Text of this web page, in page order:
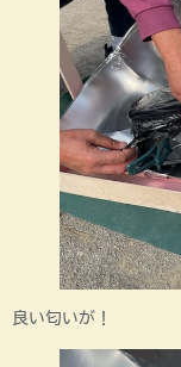
良い匂いが！